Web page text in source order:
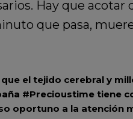
Hay que acotar
que pasa,
el tejido cerebral y
#Precioustimetiene
oportuno a la atención